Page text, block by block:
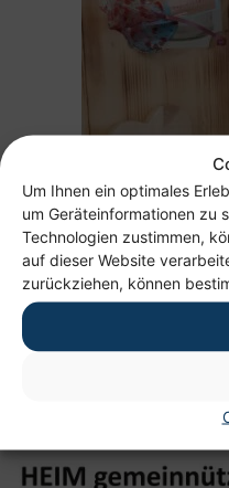
Um Ihnen ein optimales
um Geräteinformationen zu
Technologien zustimmen,
auf dieser Website
zurückziehen, können
Bild: Kleine